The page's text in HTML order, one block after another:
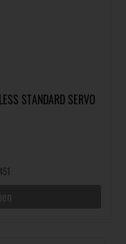
STANDARD SERVO